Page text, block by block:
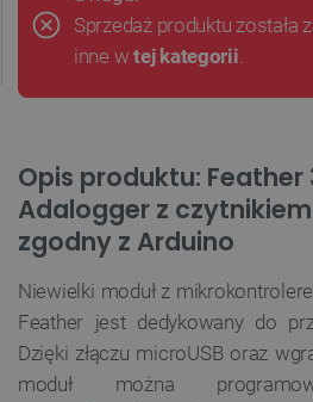
Sprzedaż produktu została
inne wtej kategorii.
Opis produktu: Feather
Adalogger z
zgodny z Arduino
Niewielki moduł z
Feather jest dedykowany do
Dzięki złączu microUSB oraz
moduł można